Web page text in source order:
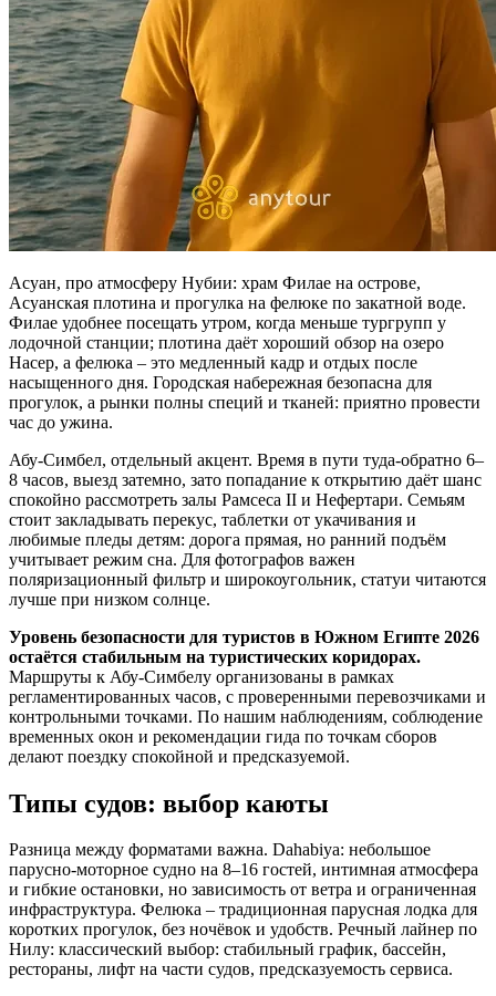
Асуан, про атмосферу Нубии: храм Филае на острове,
Асуанская плотина и прогулка на фелюке по закатной воде.
Филае удобнее посещать утром, когда меньше тургрупп у
лодочной станции; плотина даёт хороший обзор на озеро
Насер, а фелюка – это медленный кадр и отдых после
насыщенного дня. Городская набережная безопасна для
прогулок, а рынки полны специй и тканей: приятно провести
час до ужина.
Абу‑Симбел, отдельный акцент. Время в пути туда‑обратно 6–
8 часов, выезд затемно, зато попадание к открытию даёт шанс
спокойно рассмотреть залы Рамсеса II и Нефертари. Семьям
стоит закладывать перекус, таблетки от укачивания и
любимые пледы детям: дорога прямая, но ранний подъём
учитывает режим сна. Для фотографов важен
поляризационный фильтр и широкоугольник, статуи читаются
лучше при низком солнце.
Уровень безопасности для туристов в Южном Египте 2026
остаётся стабильным на туристических коридорах.
Маршруты к Абу‑Симбелу организованы в рамках
регламентированных часов, с проверенными перевозчиками и
контрольными точками. По нашим наблюдениям, соблюдение
временных окон и рекомендации гида по точкам сборов
делают поездку спокойной и предсказуемой.
Типы судов: выбор каюты
Разница между форматами важна. Dahabiya: небольшое
парусно‑моторное судно на 8–16 гостей, интимная атмосфера
и гибкие остановки, но зависимость от ветра и ограниченная
инфраструктура. Фелюка – традиционная парусная лодка для
коротких прогулок, без ночёвок и удобств. Речный лайнер по
Нилу: классический выбор: стабильный график, бассейн,
рестораны, лифт на части судов, предсказуемость сервиса.